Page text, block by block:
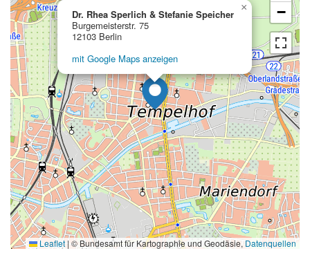
Dr. Rhea Sperlich & Stefanie Speicher
Burgemeisterstr. 75
12103 Berlin
mit Google Maps anzeigen
×
−
Leaflet | © Bundesamt für Kartographie und Geodäsie, Datenquellen